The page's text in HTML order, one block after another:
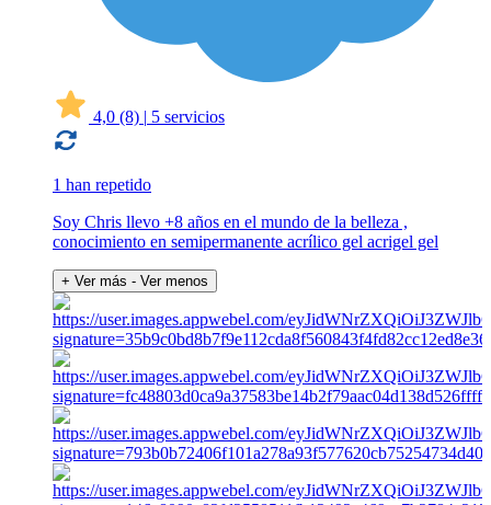
4,0 (8) | 5 servicios
1 han repetido
Soy Chris llevo +8 años en el mundo de la belleza ,
conocimiento en semipermanente acrílico gel acrigel gel
+ Ver más - Ver menos